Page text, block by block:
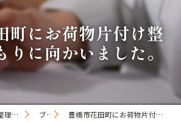
町にお荷物片付け整
りに向かいました。
豊橋市にある遺品整理・生前整理のワンオアエイト ブログ 豊橋市花田町にお荷物片付け整理の見積もりに向かいました。